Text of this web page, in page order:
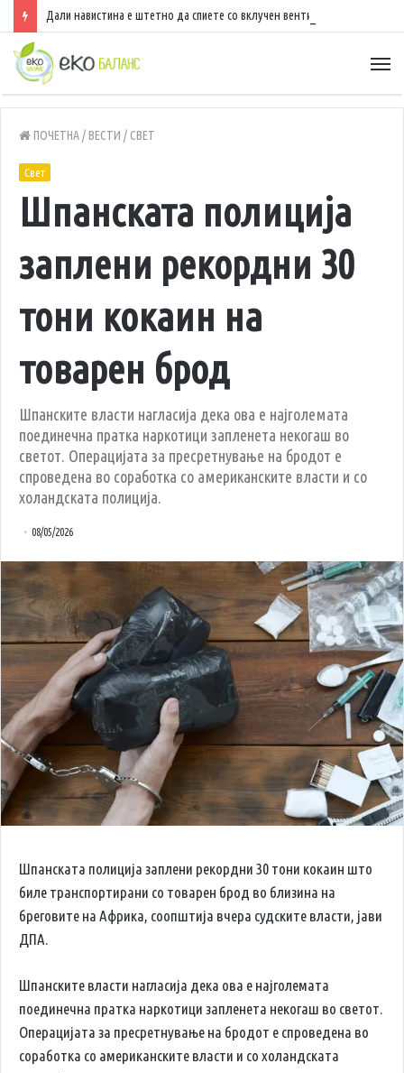
Дали навистина е штетно да спиете со вклучен вентилатор?
ПОЧЕТНА/ ВЕСТИ / СВЕТ
Свет
Шпанската полиција
заплени рекордни 30
тони кокаин на
товарен брод
Шпанските власти нагласија дека ова е најголемата
поединечна пратка наркотици запленета некогаш во
светот. Операцијата за пресретнување на бродот е
спроведена во соработка со американските власти и со
холандската полиција.
08/05/2026
Шпанската полиција заплени рекордни 30 тони кокаин што
биле транспортирани со товарен брод во близина на
бреговите на Африка, соопштија вчера судските власти, јави
ДПА.
Шпанските власти нагласија дека ова е најголемата
поединечна пратка наркотици запленета некогаш во светот.
Операцијата за пресретнување на бродот е спроведена во
соработка со американските власти и со холандската